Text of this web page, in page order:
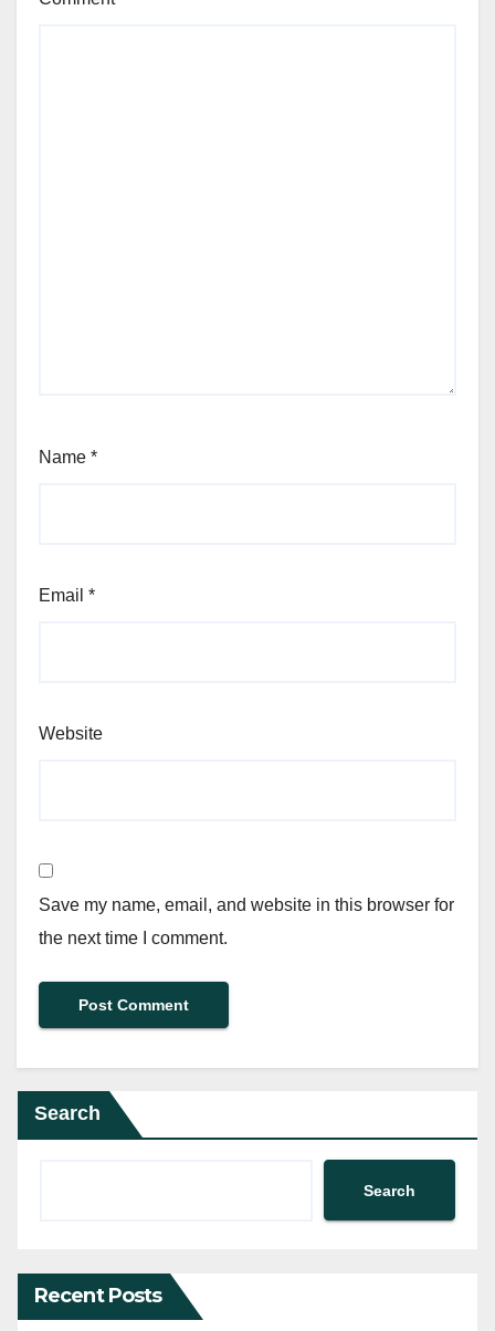
Name *
Email *
Website
Save my name, email, and website in this browser for
the next time I comment.
Search
Search
Recent Posts